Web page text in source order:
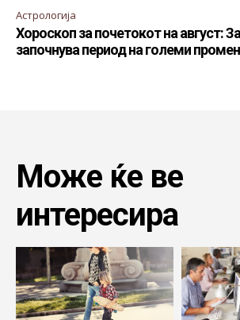
Астрологија
Хороскоп за почетокот на август:
започнува период на големи
Може ќе ве
интересира